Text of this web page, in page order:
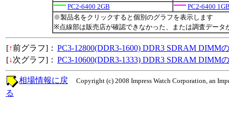
PC2-6400 2GB
PC2-6400
※製品名をクリックすると個別のグラフを表示します
※点線部は販売店が確認できなかった、または調査データ
[↑前グラフ]： PC3-12800(DDR3-1600) DDR3 SDRAM DIMM
[↓次グラフ]： PC3-10600(DDR3-1333) DDR3 SDRAM DIMM
Copyright (c) 2008 Impress Watch Corporation, an
相場情報に戻
る